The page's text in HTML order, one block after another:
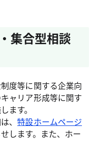
集合型相談
度等に関する企業向
ャリア形成等に関す
ます。
、特設ホームページ
します。また、ホー